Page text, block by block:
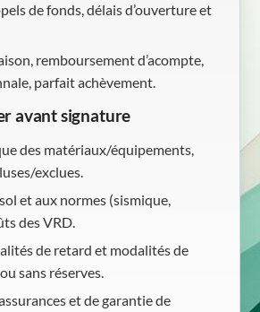
de fonds, délais d’ouverture et
remboursement d’acompte,
parfait achèvement.
avant signature
des matériaux/équipements,
exclues.
et aux normes (sismique,
des VRD.
de retard et modalités de
sans réserves.
et de garantie de